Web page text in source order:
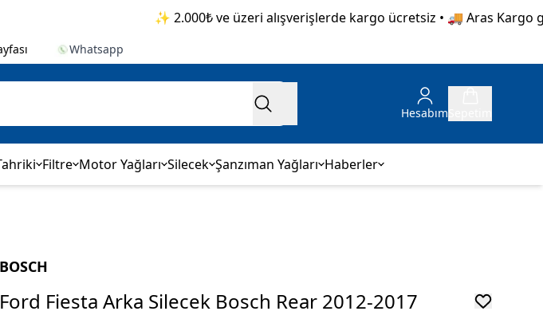
✨ 2.000₺ ve üzeri alışverişlerde kargo ücretsiz • 🚚 Aras Kargo
Whatsapp
Hesabım
Filtre Motor Yağları Silecek Şanzıman Yağları Haberler
BOSCH
Ford Fiesta Arka Silecek Bosch Rear 2012-2017